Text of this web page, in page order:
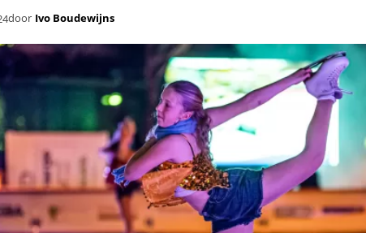
door Ivo Boudewijns